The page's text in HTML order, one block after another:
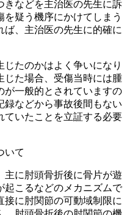
きなどを主治医の先生に訴
疑う機序にかけてしまう
、主治医の先生に的確に
たのかはよく争いになり
じた場合、受傷当時には腫
が一般的とされていますの
録などから事故後間もない
ていたことを立証する必要
いて
主に肘頭骨折後に骨片が遊
起こるなどのメカニズムで
に肘関節の可動域制限に